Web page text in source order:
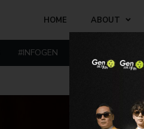
HOME ABOUT
#INFOGEN